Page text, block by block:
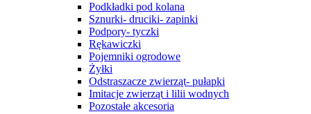
Podkładki pod kolana
Sznurki- druciki- zapinki
Podpory- tyczki
Rękawiczki
Pojemniki ogrodowe
Żyłki
Odstraszacze zwierząt- pułapki
Imitacje zwierząt i lilii wodnych
Pozostałe akcesoria